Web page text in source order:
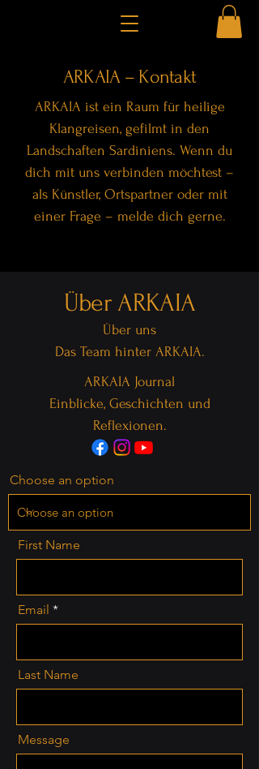
ARKAIA – Kontakt
ARKAIA ist ein Raum für heilige
Klangreisen, gefilmt in den
Landschaften Sardiniens. Wenn du
dich mit uns verbinden möchtest –
als Künstler, Ortspartner oder mit
einer Frage – melde dich gerne.
Über ARKAIA
Über uns
Das Team hinter ARKAIA.
ARKAIA Journal
Einblicke, Geschichten und
Reflexionen.
Choose an option
First Name
Email
Last Name
Message